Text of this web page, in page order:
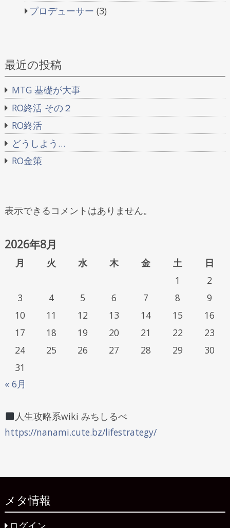
プロデューサー (3)
最近の投稿
MTG 基礎が大事
RO終活 その２
RO終活
どうしよう…
RO金策
表示できるコメントはありません。
2026年8月
月 火 水 木 金 土
日
1
2
3
4 5 6 7 8
9
10
11 12 13 14 15
16
17
18 19 20 21 22
23
24
25 26 27 28 29
30
31
« 6月
人生攻略系wiki みちしるべ
https://nanami.cute.bz/lifestrategy/
メタ情報